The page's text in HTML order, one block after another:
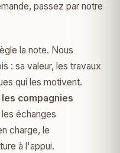
passez par notre
la note. Nous
: sa valeur, les travaux
qui les motivent.
compagnies
échanges
charge, le
à l'appui.